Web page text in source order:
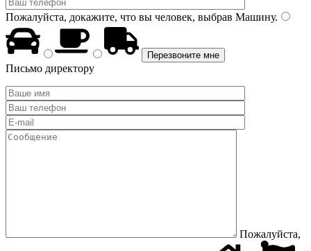
Пожалуйста, докажите, что вы человек, выбрав Машину.
Письмо директору
Пожалуйста,